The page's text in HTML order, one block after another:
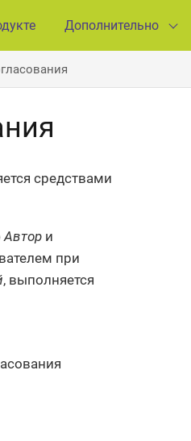
Дополнительно
средствами
Автор и
при
, выполняется